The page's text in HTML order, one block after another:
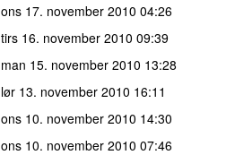
ons 17. november 2010 04:26
tirs 16. november 2010 09:39
man 15. november 2010 13:28
lør 13. november 2010 16:11
ons 10. november 2010 14:30
ons 10. november 2010 07:46